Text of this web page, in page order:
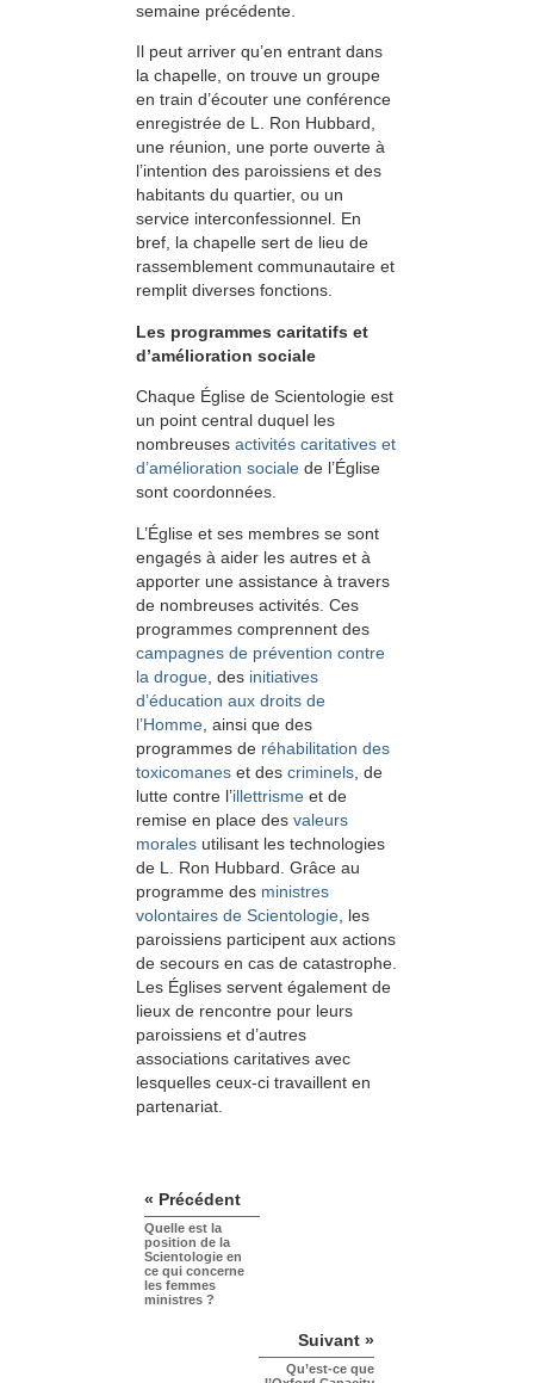
semaine précédente.
Il peut arriver qu’en entrant dans
la chapelle, on trouve un groupe
en train d’écouter une conférence
enregistrée de L. Ron Hubbard,
une réunion, une porte ouverte à
l’intention des paroissiens et des
habitants du quartier, ou un
service interconfessionnel. En
bref, la chapelle sert de lieu de
rassemblement communautaire et
remplit diverses fonctions.
Les programmes caritatifs et
d’amélioration sociale
Chaque Église de Scientologie est
un point central duquel les
nombreuses activités caritatives et
d’amélioration sociale de l’Église
sont coordonnées.
L’Église et ses membres se sont
engagés à aider les autres et à
apporter une assistance à travers
de nombreuses activités. Ces
programmes comprennent des
campagnes de prévention contre
la drogue , des initiatives
d’éducation aux droits de
l’Homme , ainsi que des
programmes de réhabilitation des
toxicomanes et des criminels , de
lutte contre l’illettrisme et de
remise en place des valeurs
morales utilisant les technologies
de L. Ron Hubbard. Grâce au
programme des ministres
volontaires de Scientologie , les
paroissiens participent aux actions
de secours en cas de catastrophe.
Les Églises servent également de
lieux de rencontre pour leurs
paroissiens et d’autres
associations caritatives avec
lesquelles ceux-ci travaillent en
partenariat.
« Précédent
Quelle est la
position de la
Scientologie en
ce qui concerne
les femmes
ministres ?
Suivant »
Qu’est-ce que